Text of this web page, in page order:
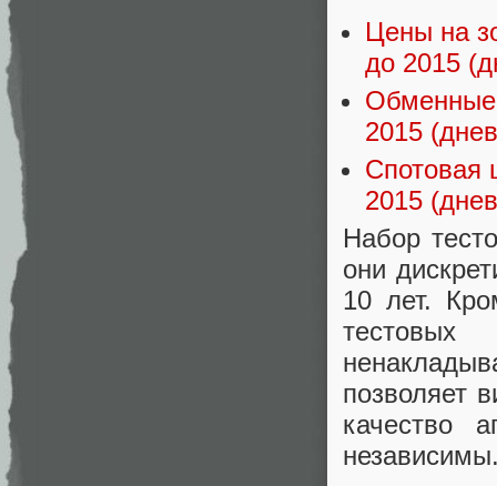
Цены на
до 2015
Обменные
2015
Спотовая
2015
Набор
они
10 лет.
позволяет
качество